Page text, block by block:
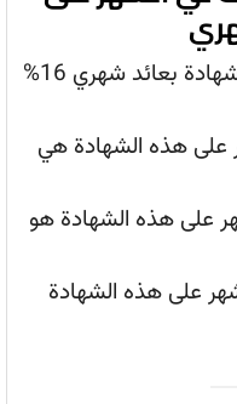
يوجد في البنوك الحكومية شهادة بعائد شهري 16%
الشهر على هذه الشهادة هي
في الشهر على هذه الشهادة هو
الشهر على هذه الشهادة